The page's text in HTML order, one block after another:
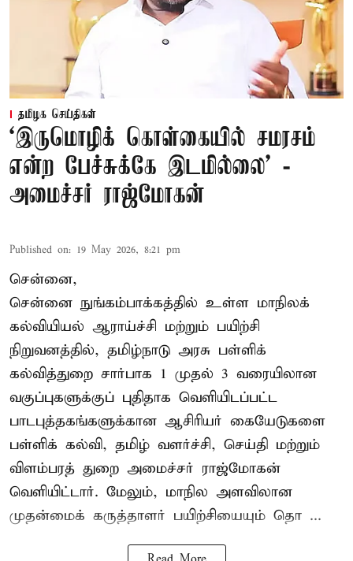
தமிழக செய்திகள்
‘இருமொழிக் கொள்கையில் சமரசம்
என்ற பேச்சுக்கே இடமில்லை’ -
அமைச்சர் ராஜ்மோகன்
Published on: 19 May 2026, 8:21 pm
சென்னை,
சென்னை நுங்கம்பாக்கத்தில் உள்ள மாநிலக்
கல்வியியல் ஆராய்ச்சி மற்றும் பயிற்சி
நிறுவனத்தில், தமிழ்நாடு அரசு பள்ளிக்
கல்வித்துறை சார்பாக 1 முதல் 3 வரையிலான
வகுப்புகளுக்குப் புதிதாக வெளியிடப்பட்ட
பாடபுத்தகங்களுக்கான ஆசிரியர் கையேடுகளை
பள்ளிக் கல்வி, தமிழ் வளர்ச்சி, செய்தி மற்றும்
விளம்பரத் துறை அமைச்சர் ராஜ்மோகன்
வெளியிட்டார். மேலும், மாநில அளவிலான
முதன்மைக் கருத்தாளர் பயிற்சியையும் தொ ...